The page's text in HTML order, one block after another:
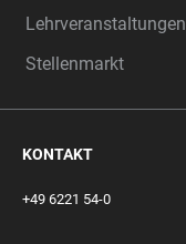
Lehrveranstaltungen
Stellenmarkt
KONTAKT
+49 6221 54-0